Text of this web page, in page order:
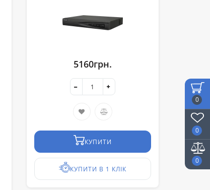
0
0
0
5160грн.
КУПИТИ
КУПИТИ В 1 КЛІК